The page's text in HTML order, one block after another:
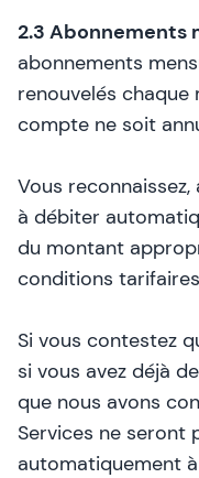
2.3 Abonnements
abonnements
renouvelés
compte ne soit
Vous
à débiter
du montant
conditions
Si vous contestez
si vous avez déjà
que nous avons
Services ne seront
automatiquement